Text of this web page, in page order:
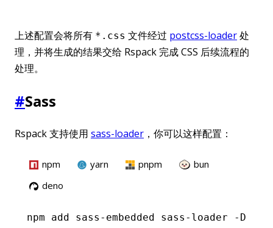
上述配置会将所有 *.css 文件经过 postcss-loader处
理，并将生成的结果交给 Rspack 完成 CSS 后续流程的
处理。
#Sass
Rspack 支持使用 sass-loader ，你可以这样配置：
npm yarn pnpm
bun
deno
npm add sass-embedded sass-loader -D